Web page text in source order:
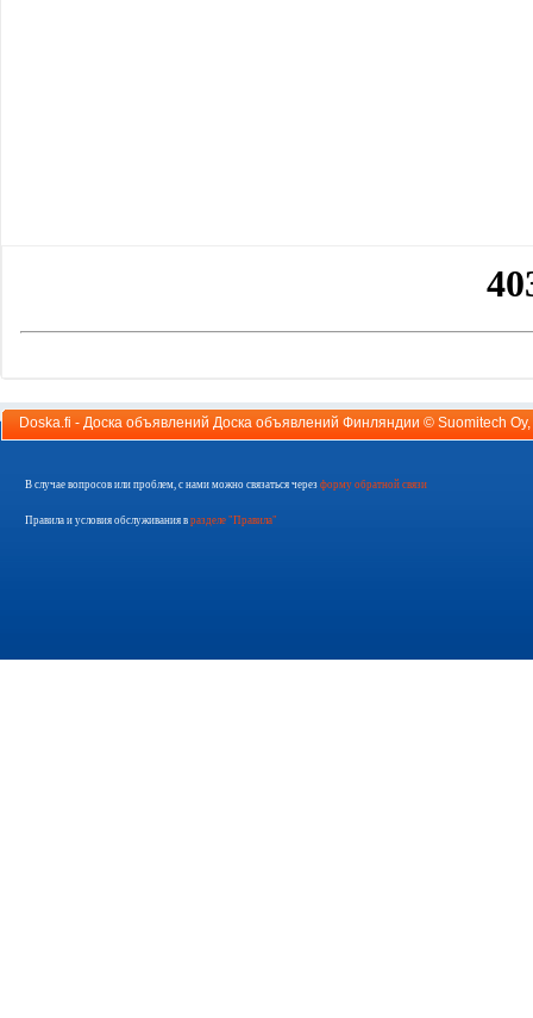
Doska.fi - Доска объявлений Доска объявлений Финляндии © Suomitech Oy
В случае вопросов или проблем, с нами можно связаться через форму обратной связи
Правила и условия обслуживания в разделе "Правила"